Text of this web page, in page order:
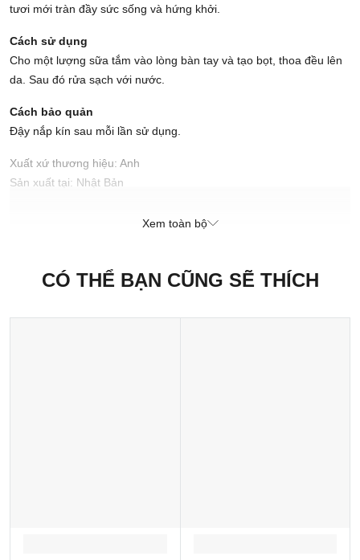
tươi mới tràn đầy sức sống và hứng khởi.
Cách sử dụng
Cho một lượng sữa tắm vào lòng bàn tay và tạo bọt, thoa đều lên
da. Sau đó rửa sạch với nước.
Cách bảo quản
Đậy nắp kín sau mỗi lần sử dụng.
Xuất xứ thương hiệu: Anh
Sản xuất tại: Nhật Bản
Xem toàn bộ
CÓ THỂ BẠN CŨNG SẼ THÍCH